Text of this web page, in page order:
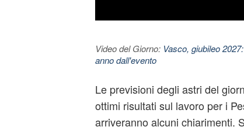
Video del Giorno: Vasco, giubileo
anno dall'evento
Le previsioni degli astri del
ottimi risultati sul lavoro per i
arriveranno alcuni chiarimenti.